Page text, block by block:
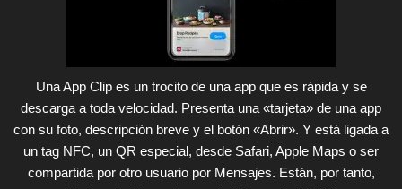
Una App Clip es un trocito de una app que es rápida y se
descarga a toda velocidad. Presenta una «tarjeta» de una app
con su foto, descripción breve y el botón «Abrir». Y está ligada a
un tag NFC, un QR especial, desde Safari, Apple Maps o ser
compartida por otro usuario por Mensajes. Están, por tanto,